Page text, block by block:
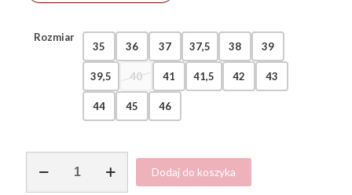
Rozmiar
35 36 37 37,5 38 39
39,5 40 41 41,5 42 43
44 45 46
2750
Dodaj do koszyka